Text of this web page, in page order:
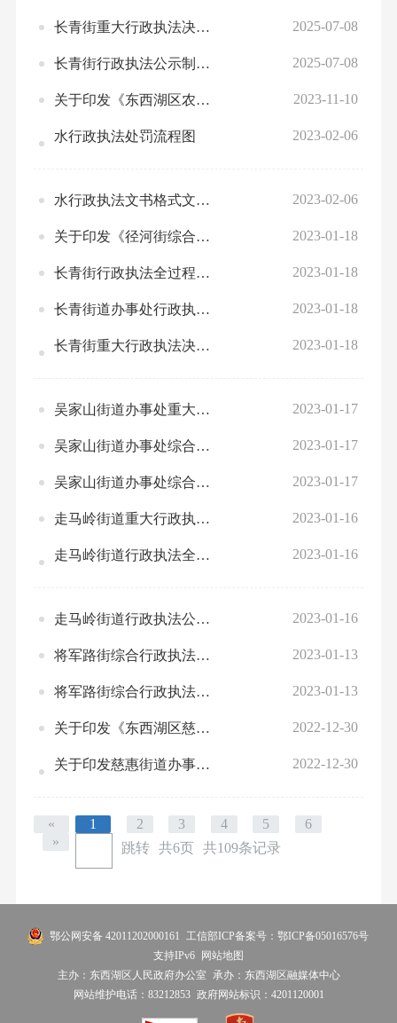
长青街重大行政执法决定法制审核制度（试行） 2025-07-08
长青街行政执法公示制度（试行） 2025-07-08
关于印发《东西湖区农业农村局行政执法全过程记录制度》《东西湖区农业农村局重大行政执法决定法制审核制度》《东西湖区农业农村局行政执法公示制度》的通知 2023-11-10
水行政执法处罚流程图 2023-02-06
水行政执法文书格式文本公示 2023-02-06
关于印发《径河街综合行政执法公示制度》《径河街综合行政执法全过程记录制度》《径河街重大行政执法决定法制审核制度》的通知 2023-01-18
长青街行政执法全过程记录制度（试行） 2023-01-18
长青街道办事处行政执法公示制度（试行） 2023-01-18
长青街重大行政执法决定法制审核办法（试行） 2023-01-18
吴家山街道办事处重大行政执法决定法制审核制度 2023-01-17
吴家山街道办事处综合行政执法全过程记录制度 2023-01-17
吴家山街道办事处综合行政执法公示制度 2023-01-17
走马岭街道重大行政执法决定法制审核制度 2023-01-16
走马岭街道行政执法全过程记录制度 2023-01-16
走马岭街道行政执法公示制度 2023-01-16
将军路街综合行政执法全过程记录制度 2023-01-13
将军路街综合行政执法公示制度 2023-01-13
关于印发《东西湖区慈惠街道办事处行政执法公示办法》、《东西湖区慈惠街道办事处行政执法全过程记录办法》、《东西湖区慈惠街道办事处重大行政执法决定法制审核办法》的通知 2022-12-30
关于印发慈惠街道办事处行政执法制度的通知 2022-12-30
« 1 2 3 4 5
6
»
跳转 共6页 共109条记录
鄂公网安备 42011202000161
工信部ICP备案号：鄂ICP备05016576号
支持IPv6 网站地图
主办：东西湖区人民政府办公室
承办：东西湖区融媒体中心
网站维护电话：83212853 政府网站标识：4201120001